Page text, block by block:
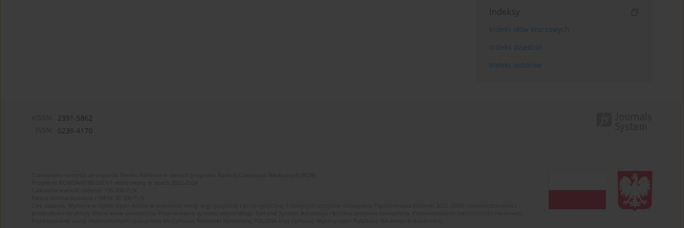
Indeksy
Indeks słów kluczowych
Indeks dziedzin
Indeks autorów
2391-5862
0239-4170